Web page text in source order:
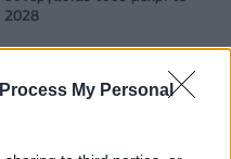
My Personal
2028
διεθνή σειρά δεικτών